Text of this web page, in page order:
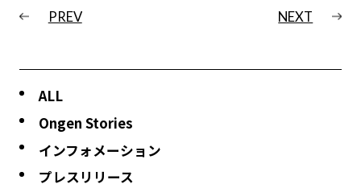
PREV NEXT
ALL
Ongen Stories
インフォメーション
プレスリリース